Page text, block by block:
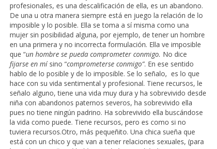
profesionales, es una descalificación de ella, es un abandono.
De una u otra manera siempre está en juego la relación de lo
imposible y lo posible. Ella se toma a sí misma como una
mujer sin posibilidad alguna, por ejemplo, de tener un hombre
en una primera y no incorrecta formulación. Ella ve imposible
que “un hombre se pueda comprometer conmigo. No dice
fijarse en mí sino “comprometerse conmigo”. En ese sentido
hablo de lo posible y de lo imposible. Se lo señalo, es lo que
hace con su vida sentimental y profesional. Tiene recursos, le
señalo alguno, tiene una vida muy dura y ha sobrevivido desde
niña con abandonos paternos severos, ha sobrevivido ella
pues no tiene ningún padrino. Ha sobrevivido ella buscándose
la vida como puede. Tiene recursos, pero es como si no
tuviera recursos.Otro, más pequeñito. Una chica sueña que
está con un chico y que van a tener relaciones sexuales, (para